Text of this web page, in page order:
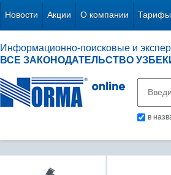
Новости Акции О компании Тарифы
Информационно-поисковые и
ВСЕ ЗАКОНОДАТЕЛЬСТВО
в